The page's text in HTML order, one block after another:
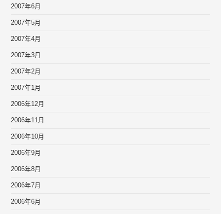
2007年6月
2007年5月
2007年4月
2007年3月
2007年2月
2007年1月
2006年12月
2006年11月
2006年10月
2006年9月
2006年8月
2006年7月
2006年6月